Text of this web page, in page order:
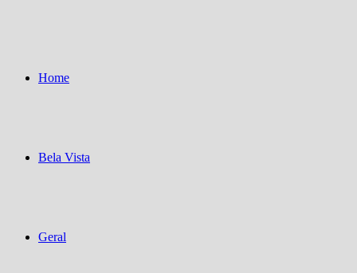
Home
Bela Vista
Geral